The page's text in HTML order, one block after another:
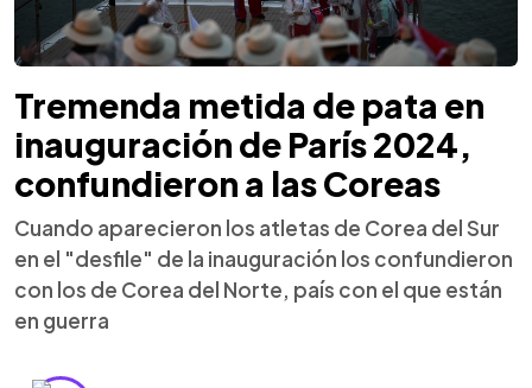
Tremenda metida de pata en
inauguración de París 2024,
confundieron a las Coreas
Cuando aparecieron los atletas de Corea del Sur
en el "desfile" de la inauguración los confundieron
con los de Corea del Norte, país con el que están
en guerra